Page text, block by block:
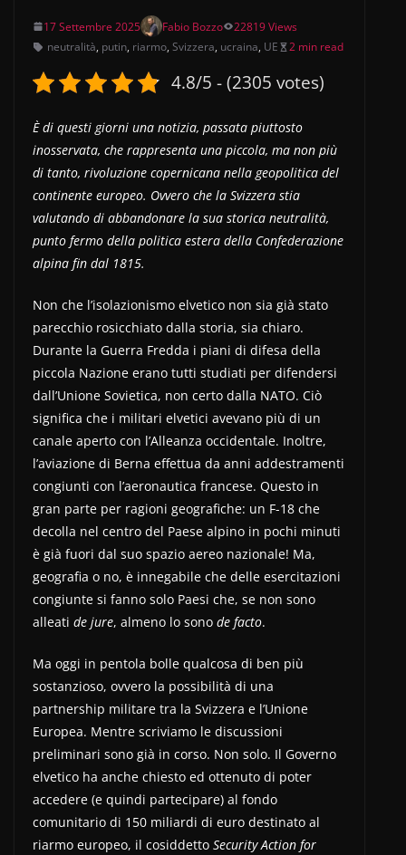
17 Settembre 2025 Fabio Bozzo
22819 Views
neutralità, putin, riarmo, Svizzera, ucraina, UE 2 min read
4.8/5 - (2305 votes)
È di questi giorni una notizia, passata piuttosto
inosservata, che rappresenta una piccola, ma non più
di tanto, rivoluzione copernicana nella geopolitica del
continente europeo. Ovvero che la Svizzera stia
valutando di abbandonare la sua storica neutralità,
punto fermo della politica estera della Confederazione
alpina fin dal 1815.
Non che l’isolazionismo elvetico non sia già stato
parecchio rosicchiato dalla storia, sia chiaro.
Durante la Guerra Fredda i piani di difesa della
piccola Nazione erano tutti studiati per difendersi
dall’Unione Sovietica, non certo dalla NATO. Ciò
significa che i militari elvetici avevano più di un
canale aperto con l’Alleanza occidentale. Inoltre,
l’aviazione di Berna effettua da anni addestramenti
congiunti con l’aeronautica francese. Questo in
gran parte per ragioni geografiche: un F-18 che
decolla nel centro del Paese alpino in pochi minuti
è già fuori dal suo spazio aereo nazionale! Ma,
geografia o no, è innegabile che delle esercitazioni
congiunte si fanno solo Paesi che, se non sono
alleati de jure, almeno lo sono de facto.
Ma oggi in pentola bolle qualcosa di ben più
sostanzioso, ovvero la possibilità di una
partnership militare tra la Svizzera e l’Unione
Europea. Mentre scriviamo le discussioni
preliminari sono già in corso. Non solo. Il Governo
elvetico ha anche chiesto ed ottenuto di poter
accedere (e quindi partecipare) al fondo
comunitario di 150 miliardi di euro destinato al
riarmo europeo, il cosiddetto Security Action for